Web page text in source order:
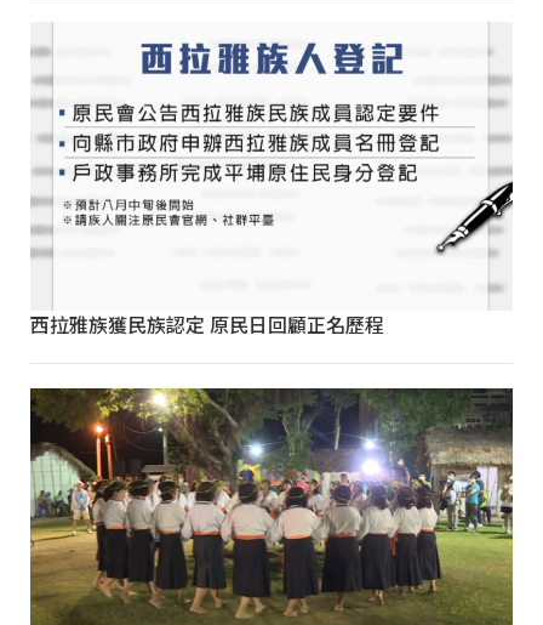
西拉雅族獲民族認定 原民日回顧正名歷程